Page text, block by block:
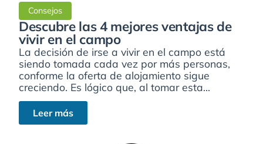
Consejos
Descubre las 4 mejores ventajas de
vivir en el campo
La decisión de irse a vivir en el campo está
siendo tomada cada vez por más personas,
conforme la oferta de alojamiento sigue
creciendo. Es lógico que, al tomar esta...
Leer más